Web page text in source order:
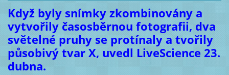
Když byly snímky zkombinovány a
vytvořily časosběrnou fotografii, dva
světelné pruhy se protínaly a tvořily
působivý tvar X, uvedl LiveScience 23.
dubna.